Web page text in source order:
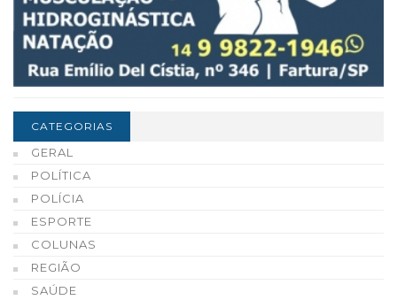
CATEGORIAS
GERAL
POLÍTICA
POLÍCIA
ESPORTE
COLUNAS
REGIÃO
SAÚDE